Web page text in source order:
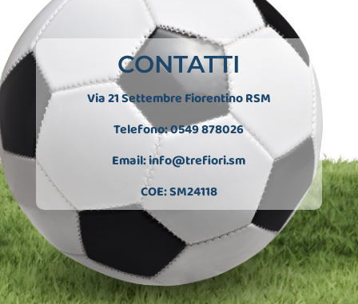
CONTATTI
Via 21 Settembre Fiorentino RSM
Telefono: 0549 878026
Email:info@trefiori.sm
COE: SM24118